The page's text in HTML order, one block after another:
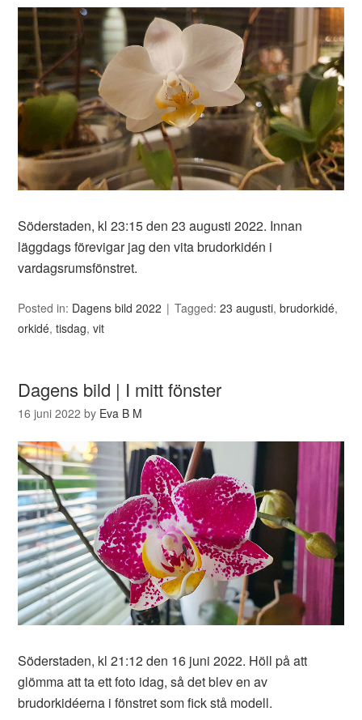
Söderstaden, kl 23:15 den 23 augusti 2022. Innan
läggdags förevigar jag den vita brudorkidén i
vardagsrumsfönstret.
Posted in: Dagens bild 2022 Tagged:23 augusti,brudorkidé,
orkidé,tisdag,vit
Dagens bild | I mitt fönster
16 juni 2022 by Eva B M
Söderstaden, kl 21:12 den 16 juni 2022. Höll på att
glömma att ta ett foto idag, så det blev en av
brudorkidéerna i fönstret som fick stå modell.